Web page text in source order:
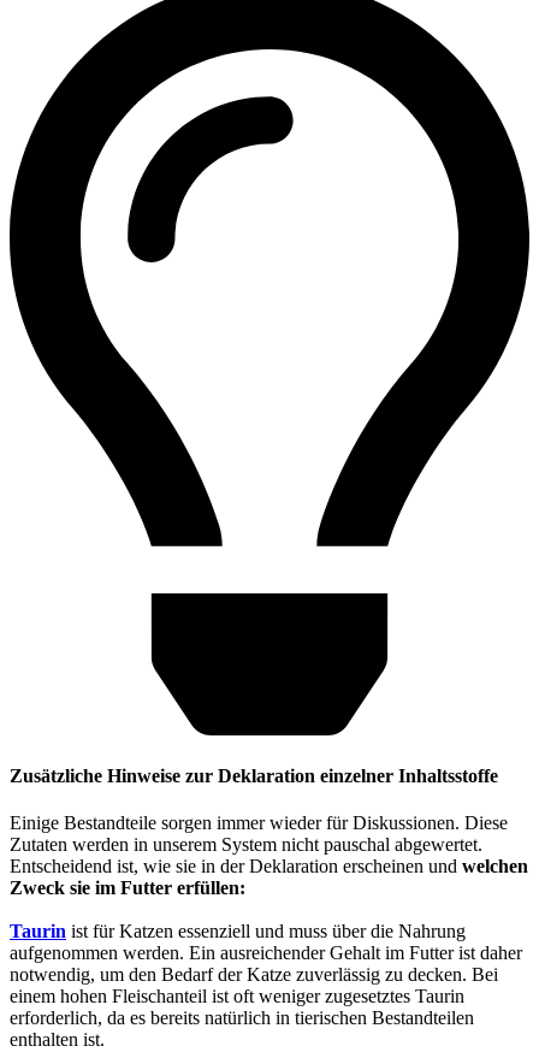
Zusätzliche Hinweise zur Deklaration einzelner Inhaltsstoffe
Einige Bestandteile sorgen immer wieder für Diskussionen. Diese
Zutaten werden in unserem System nicht pauschal abgewertet.
Entscheidend ist, wie sie in der Deklaration erscheinen und welchen
Zweck sie im Futter erfüllen:
Taurin ist für Katzen essenziell und muss über die Nahrung
aufgenommen werden. Ein ausreichender Gehalt im Futter ist daher
notwendig, um den Bedarf der Katze zuverlässig zu decken. Bei
einem hohen Fleischanteil ist oft weniger zugesetztes Taurin
erforderlich, da es bereits natürlich in tierischen Bestandteilen
enthalten ist.